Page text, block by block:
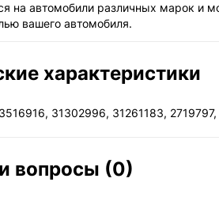
на автомобили различных марок и
вашего автомобиля.
характеристики
3516916, 31302996, 31261183,
вопросы (0)